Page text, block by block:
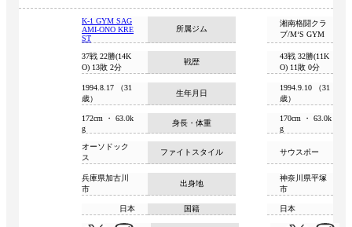
所属ジム
K-1 GYM SAG
AMI-ONO KRE
ST
湘南格闘クラ
ブ/M‘S GYM
戦歴
37戦 22勝(14K
O) 13敗 2分
43戦 32勝(11K
O) 11敗 0分
生年月日
1994.8.17 （31
歳）
1994.9.10 （31
歳）
身長・体重
172cm ・ 63.0k
g
170cm ・ 63.0k
g
ファイトスタイル
オーソドック
ス
サウスポー
出身地
兵庫県加古川
市
神奈川県平塚
市
国籍
日本 日本